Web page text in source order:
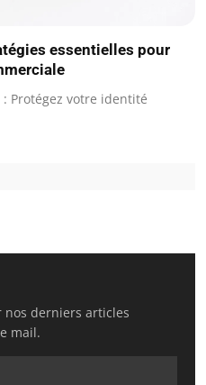
essentielles pour
: Protégez votre identité
nos derniers articles
mail.